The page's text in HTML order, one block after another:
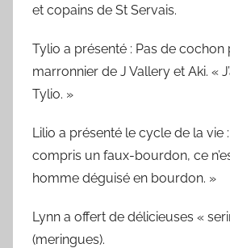
et copains de St Servais.
Tylio a présenté : Pas de
marronnier de J Vallery et Aki. «
Tylio. »
Lilio a présenté le cycle de la vie :
compris un faux-bourdon, ce
homme déguisé en bourdon. »
Lynn a offert de délicieuses «
(meringues).